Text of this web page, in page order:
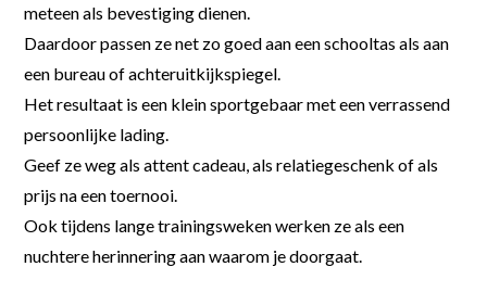
meteen als bevestiging dienen.
Daardoor passen ze net zo goed aan een schooltas als aan
een bureau of achteruitkijkspiegel.
Het resultaat is een klein sportgebaar met een verrassend
persoonlijke lading.
Geef ze weg als attent cadeau, als relatiegeschenk of als
prijs na een toernooi.
Ook tijdens lange trainingsweken werken ze als een
nuchtere herinnering aan waarom je doorgaat.